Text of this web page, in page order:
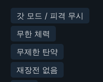
갓 모드 / 피격 무시
무한 체력
무제한 탄약
재장전 없음